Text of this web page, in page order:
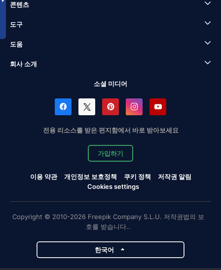
콘텐츠
도구
도움
회사 소개
소셜 미디어
전용 리소스를 받은 편지함에서 바로 받아보세요
가입하기
이용 약관 개인정보 보호정책 쿠키 정책
저작권 알림
Cookies settings
Copyright © 2010-2026 Freepik Company S.L.U. 저작권법의 보
호를 받습니다..
한국어